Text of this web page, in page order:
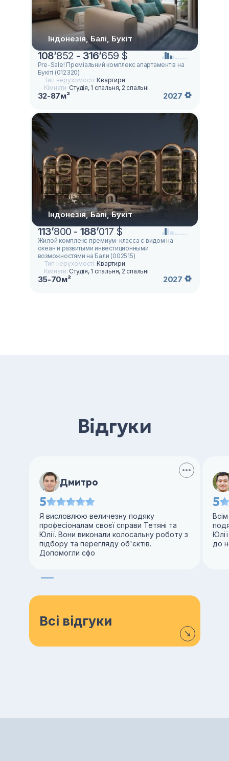
Індонезія, Балі, Букіт
108’852 - 316’659 $
Pre-Sale! Преміальний комплекс апартаментів на
Букіті (012320)
Тип нерухомості:Квартири
Кімнати: Студія, 1 спальня, 2 спальні
32-87м² 2027
Індонезія, Балі, Букіт
113’800 - 188’017 $
Жилой комплекс премиум-класса с видом на
океан и развитыми инвестиционными
возможностями на Бали (002515)
Тип нерухомості:Квартири
Кімнати: Студія, 1 спальня, 2 спальні
35-70м² 2027
Відгуки
Дмитро
5
Я висловлюю величезну подяку
професіоналам своєї справи Тетяні та
Юлії. Вони виконали колосальну роботу з
підбору та перегляду об'єктів.
Допомогли сфо
5
до
Всі відгуки